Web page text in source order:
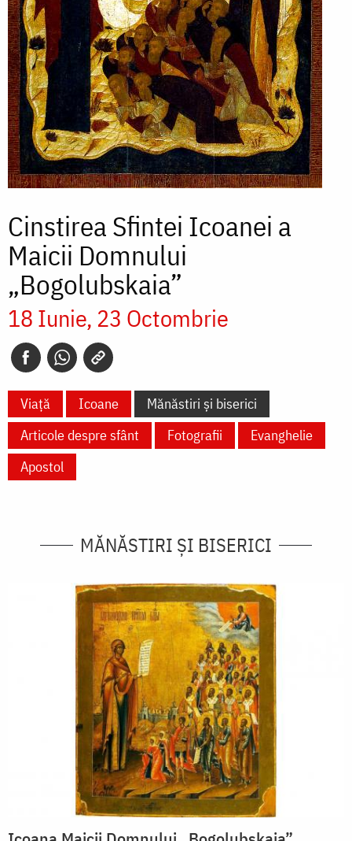
Cinstirea Sfintei Icoanei a
Maicii Domnului
„Bogolubskaia”
18 Iunie 23 Octombrie
Viață Icoane
Mănăstiri și biserici
Articole despre sfânt
Fotografii
Evanghelie
Apostol
MĂNĂSTIRI ȘI BISERICI